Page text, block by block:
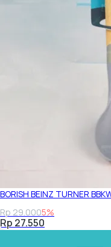
BORISH BEINZ TURNER
Rp 29.0005%
Rp 27.550